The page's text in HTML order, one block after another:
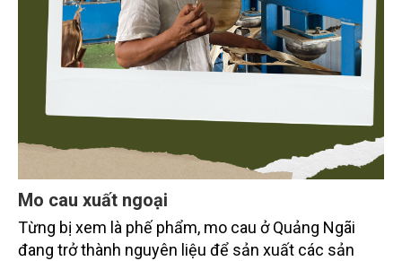
Mo cau xuất ngoại
Từng bị xem là phế phẩm, mo cau ở Quảng Ngãi
đang trở thành nguyên liệu để sản xuất các sản